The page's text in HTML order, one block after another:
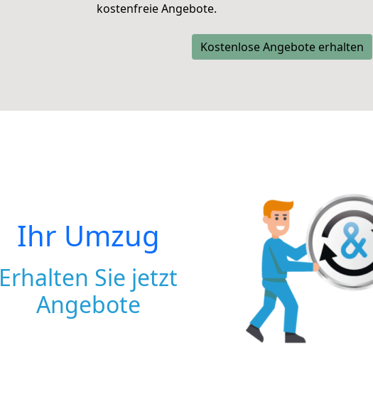
kostenfreie Angebote.
Kostenlose Angebote erhalten
Ihr Umzug
Erhalten Sie jetzt
Angebote